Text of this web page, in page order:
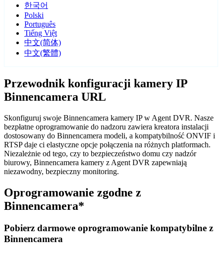
한국어
Polski
Português
Tiếng Việt
中文(简体)
中文(繁體)
Przewodnik konfiguracji kamery IP
Binnencamera URL
Skonfiguruj swoje Binnencamera kamery IP w Agent DVR. Nasze
bezpłatne oprogramowanie do nadzoru zawiera kreatora instalacji
dostosowany do Binnencamera modeli, a kompatybilność ONVIF i
RTSP daje ci elastyczne opcje połączenia na różnych platformach.
Niezależnie od tego, czy to bezpieczeństwo domu czy nadzór
biurowy, Binnencamera kamery z Agent DVR zapewniają
niezawodny, bezpieczny monitoring.
Oprogramowanie zgodne z
Binnencamera*
Pobierz darmowe oprogramowanie kompatybilne z
Binnencamera